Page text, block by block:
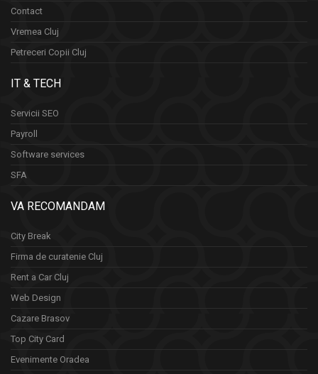
Contact
Vremea Cluj
Petreceri Copii Cluj
IT & TECH
Servicii SEO
Payroll
Software services
SFA
VA RECOMANDAM
City Break
Firma de curatenie Cluj
Rent a Car Cluj
Web Design
Cazare Brasov
Top City Card
Evenimente Oradea